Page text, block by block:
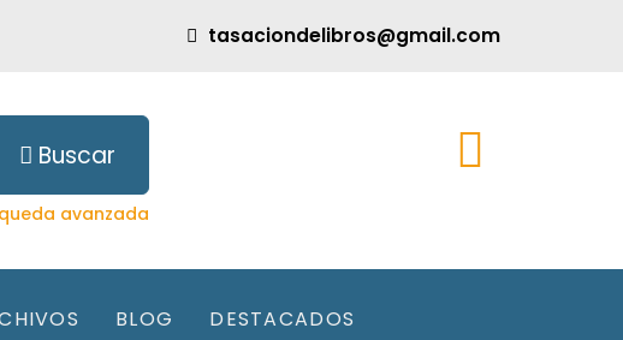
tasaciondelibros@gmail.com
Buscar
avanzada
BLOG DESTACADOS